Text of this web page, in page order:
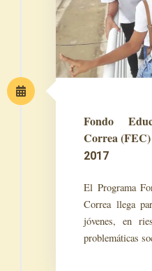
Fondo
Correa (FEC)
2017
El Programa
Correa llega
jóvenes, en
problemáticas